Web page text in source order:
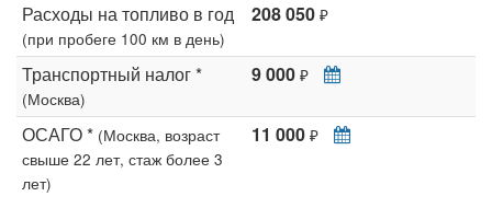
Расходы на топливо в год
(при пробеге 100 км в день)
208 050 ₽
Транспортный налог *
(Москва)
9 000 ₽
ОСАГО * (Москва, возраст
свыше 22 лет, стаж более 3
лет)
11 000 ₽